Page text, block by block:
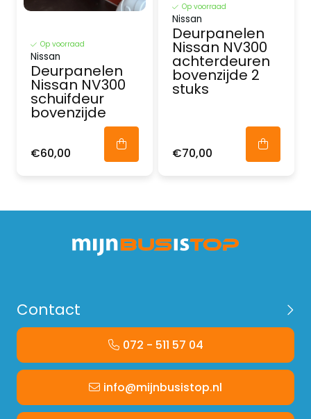
Op voorraad
Nissan
Deurpanelen
Nissan NV300
schuifdeur
bovenzijde
€60,00
Op voorraad
Nissan
Deurpanelen
Nissan NV300
achterdeuren
bovenzijde 2
stuks
€70,00
Contact
072 - 511 57 04
info@mijnbusistop.nl